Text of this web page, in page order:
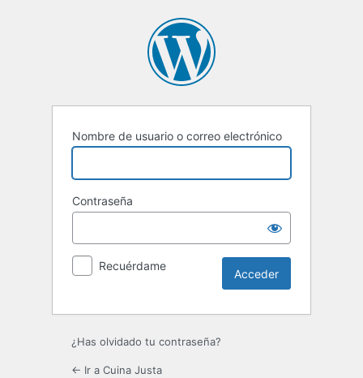
Nombre de usuario o correo electrónico
Contraseña
Recuérdame
¿Has olvidado tu contraseña?
← Ir a Cuina Justa